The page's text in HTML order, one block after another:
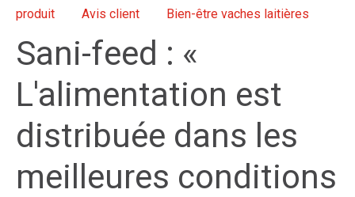
produit Avis client Bien-être vaches laitières
Sani-feed : «
L'alimentation est
distribuée dans les
meilleures conditions